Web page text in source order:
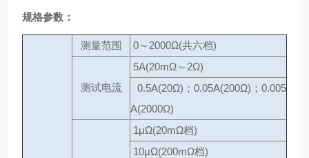
规格参数：
测量范围 0～2000Ω(共六档)
测试电流
5A(20mΩ～2Ω)
0.5A(20Ω)；0.05A(200Ω)；0.005
A(2000Ω)
1μΩ(20mΩ档)
10μΩ(200mΩ档)